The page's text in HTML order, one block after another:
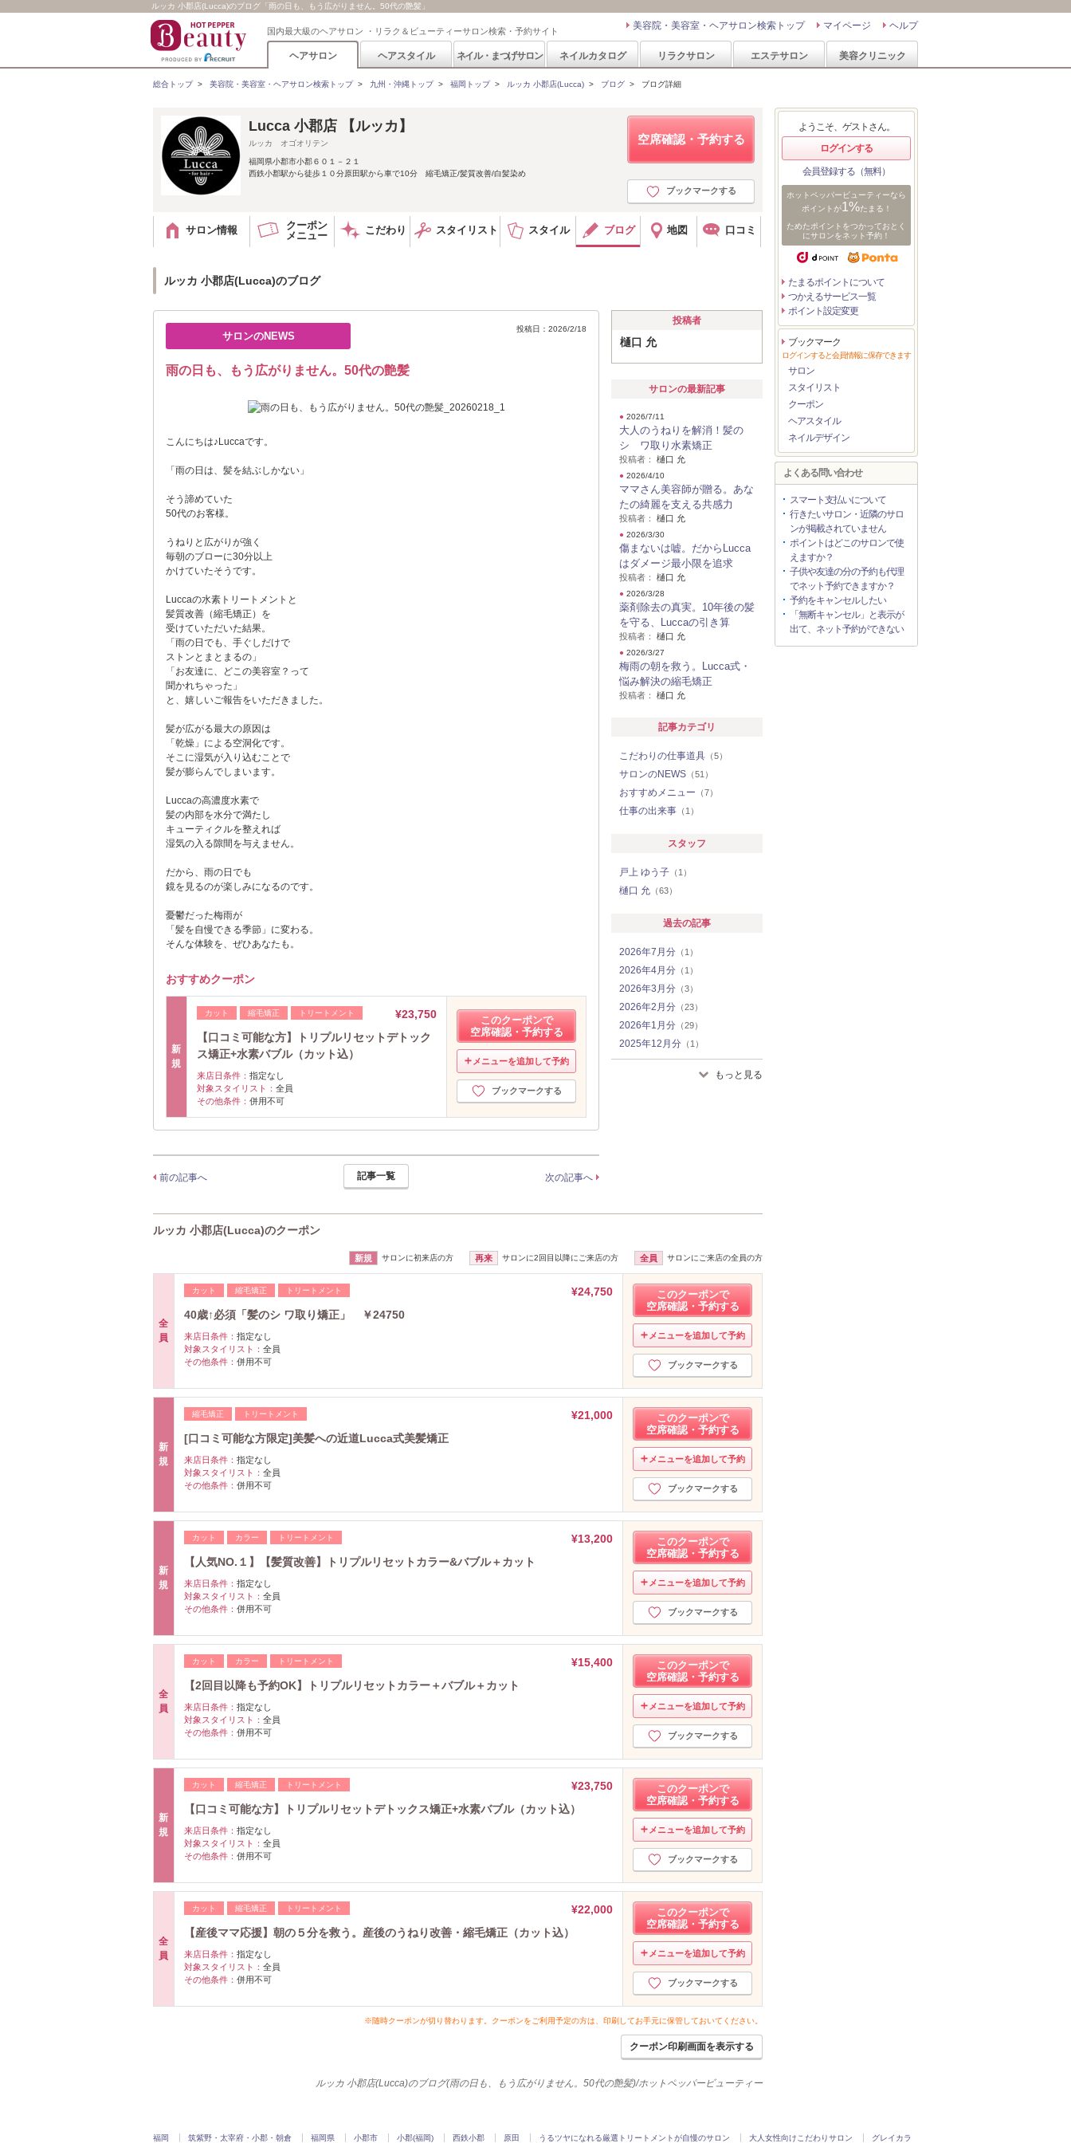
ルッカ 小郡店(Lucca)のブログ「雨の日も、もう広がりません。50代の艶髪」
国内最大級のヘアサロン ・リラク＆ビューティーサロン検索・予約サイト ヘルプ
マイページ
美容院・美容室・ヘアサロン検索トップ
ヘアサロン ヘアスタイル ネイル・まつげサロン ネイルカタログ リラクサロン エステサロン 美容クリニック
総合トップ> 美容院・美容室・ヘアサロン検索トップ> 九州・沖縄トップ> 福岡トップ> ルッカ 小郡店(Lucca) > ブログ > ブログ詳細
空席確認・予約する
ブックマークする
Lucca 小郡店 【ルッカ】
ルッカ オゴオリテン
福岡県小郡市小郡６０１－２１
西鉄小郡駅から徒歩１０分原田駅から車で10分 縮毛矯正/髪質改善/白髪染め
サロン情報
クーポン
メニュー
こだわり スタイリスト スタイル ブログ 地図 口コミ
ルッカ 小郡店(Lucca)のブログ
サロンのNEWS
投稿日：2026/2/18
雨の日も、もう広がりません。50代の艶髪
こんにちは♪Luccaです。
「雨の日は、髪を結ぶしかない」
そう諦めていた
50代のお客様。
うねりと広がりが強く
毎朝のブローに30分以上
かけていたそうです。
Luccaの水素トリートメントと
髪質改善（縮毛矯正）を
受けていただいた結果。
「雨の日でも、手ぐしだけで
ストンとまとまるの」
「お友達に、どこの美容室？って
聞かれちゃった」
と、嬉しいご報告をいただきました。
髪が広がる最大の原因は
「乾燥」による空洞化です。
そこに湿気が入り込むことで
髪が膨らんでしまいます。
Luccaの高濃度水素で
髪の内部を水分で満たし
キューティクルを整えれば
湿気の入る隙間を与えません。
だから、雨の日でも
鏡を見るのが楽しみになるのです。
憂鬱だった梅雨が
「髪を自慢できる季節」に変わる。
そんな体験を、ぜひあなたも。
おすすめクーポン
新
規
カット 縮毛矯正 トリートメント
¥23,750
【口コミ可能な方】トリプルリセットデトック
ス矯正+水素バブル（カット込）
来店日条件： 指定なし
対象スタイリスト： 全員
その他条件： 併用不可
このクーポンで
空席確認・予約する
メニューを追加して予約
ブックマークする
前の記事へ 記事一覧 次の記事へ
投稿者
樋口 允
サロンの最新記事
● 2026/7/11
大人のうねりを解消！髪の
シ ワ取り水素矯正
投稿者： 樋口 允
● 2026/4/10
ママさん美容師が贈る。あな
たの綺麗を支える共感力
投稿者： 樋口 允
● 2026/3/30
傷まないは嘘。だからLucca
はダメージ最小限を追求
投稿者： 樋口 允
● 2026/3/28
薬剤除去の真実。10年後の髪
を守る、Luccaの引き算
投稿者： 樋口 允
● 2026/3/27
梅雨の朝を救う。Lucca式・
悩み解決の縮毛矯正
投稿者： 樋口 允
記事カテゴリ
こだわりの仕事道具 （5）
サロンのNEWS （51）
おすすめメニュー （7）
仕事の出来事 （1）
スタッフ
戸上 ゆう子 （1）
樋口 允 （63）
過去の記事
2026年7月分 （1）
2026年4月分 （1）
2026年3月分 （3）
2026年2月分 （23）
2026年1月分 （29）
2025年12月分 （1）
2025年4月分（1）
（5） もっと見る
ルッカ 小郡店(Lucca)のクーポン
新規 サロンに初来店の方 再来 サロンに2回目以降にご来店の方 全員 サロンにご来店の全員の方
全
員
カット 縮毛矯正 トリートメント
¥24,750
40歳↑必須「髪のシ ワ取り矯正」 ￥24750
来店日条件： 指定なし
対象スタイリスト： 全員
その他条件： 併用不可
このクーポンで
空席確認・予約する
メニューを追加して予約
ブックマークする
新
規
縮毛矯正 トリートメント
¥21,000
[口コミ可能な方限定]美髪への近道Lucca式美髪矯正
来店日条件： 指定なし
対象スタイリスト： 全員
その他条件： 併用不可
このクーポンで
空席確認・予約する
メニューを追加して予約
ブックマークする
新
規
カット カラー トリートメント
¥13,200
【人気NO.１】【髪質改善】トリプルリセットカラー&バブル＋カット
来店日条件： 指定なし
対象スタイリスト： 全員
その他条件： 併用不可
このクーポンで
空席確認・予約する
メニューを追加して予約
ブックマークする
全
員
カット カラー トリートメント
¥15,400
【2回目以降も予約OK】トリプルリセットカラー＋バブル＋カット
来店日条件： 指定なし
対象スタイリスト： 全員
その他条件： 併用不可
このクーポンで
空席確認・予約する
メニューを追加して予約
ブックマークする
新
規
カット 縮毛矯正 トリートメント
¥23,750
【口コミ可能な方】トリプルリセットデトックス矯正+水素バブル（カット込）
来店日条件： 指定なし
対象スタイリスト： 全員
その他条件： 併用不可
このクーポンで
空席確認・予約する
メニューを追加して予約
ブックマークする
全
員
カット 縮毛矯正 トリートメント
¥22,000
【産後ママ応援】朝の５分を救う。産後のうねり改善・縮毛矯正（カット込）
来店日条件： 指定なし
対象スタイリスト： 全員
その他条件： 併用不可
このクーポンで
空席確認・予約する
メニューを追加して予約
ブックマークする
※随時クーポンが切り替わります。クーポンをご利用予定の方は、印刷してお手元に保管しておいてください。
クーポン印刷画面を表示する
ルッカ 小郡店(Lucca)のブログ(雨の日も、もう広がりません。50代の艶髪)/ホットペッパービューティー
ようこそ、ゲストさん。
ログインする
会員登録する（無料）
ホットペッパービューティーなら
ポイントが1%たまる！
ためたポイントをつかっておとく
にサロンをネット予約！
たまるポイントについて
つかえるサービス一覧
ポイント設定変更
ブックマーク
ログインすると会員情報に保存できます
サロン
スタイリスト
クーポン
ヘアスタイル
ネイルデザイン
よくある問い合わせ
スマート支払いについて
行きたいサロン・近隣のサロ
ンが掲載されていません
ポイントはどこのサロンで使
えますか？
子供や友達の分の予約も代理
でネット予約できますか？
予約をキャンセルしたい
「無断キャンセル」と表示が
出て、ネット予約ができない
福岡 筑紫野・太宰府・小郡・朝倉 福岡県 小郡市 小郡(福岡) 西鉄小郡 原田 うるツヤになれる厳選トリートメントが自慢のサロン 大人女性向けこだわりサロン グレイカラ